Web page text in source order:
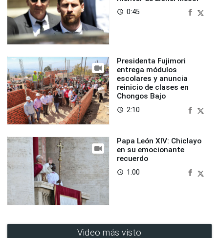
access_time 0:45
Presidenta Fujimori
entrega módulos
escolares y anuncia
reinicio de clases en
Chongos Bajo
access_time 2:10
Papa León XIV: Chiclayo
en su emocionante
recuerdo
access_time 1:00
Video más visto